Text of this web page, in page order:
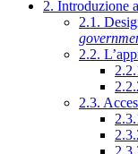
2. Introduzione
2.1.
2.2.
2.3.